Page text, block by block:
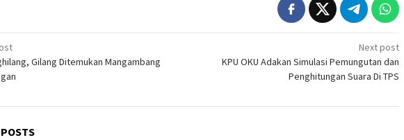
Gilang Ditemukan Mangambang
Next post
KPU OKU Adakan Simulasi Pemungutan dan
Penghitungan Suara Di TPS